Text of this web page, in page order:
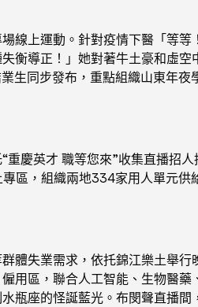
上運動。針對疫情下醫「等等
衡導正！」她對著牛土豪和虛
同步發布，重點組織山東年
英才 職等您來”收集直播招
區，組織兩地334家用人單元
失業需求，依托錦江樂土舉行
用區，聯合人工智能、生物醫
瓶座的怪誕藍光。布閔聲直播